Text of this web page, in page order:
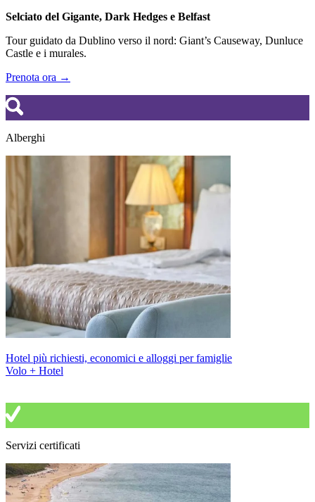
Selciato del Gigante, Dark Hedges e Belfast
Tour guidato da Dublino verso il nord: Giant’s Causeway, Dunluce
Castle e i murales.
Prenota ora →
Alberghi
Hotel più richiesti, economici e alloggi per famiglie
Volo + Hotel
Servizi certificati